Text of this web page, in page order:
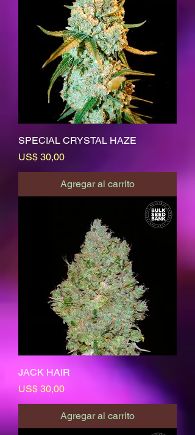
SPECIAL CRYSTAL HAZE
Precio
US$ 30,00
Agregar al carrito
JACK HAIR
Precio
US$ 30,00
Agregar al carrito